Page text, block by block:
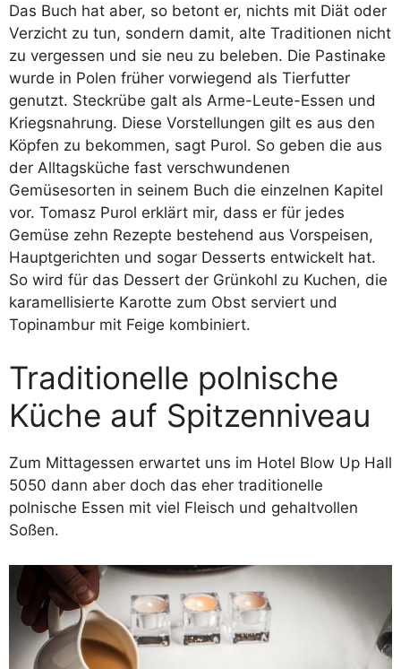
Das Buch hat aber, so betont er, nichts mit Diät oder
Verzicht zu tun, sondern damit, alte Traditionen nicht
zu vergessen und sie neu zu beleben. Die Pastinake
wurde in Polen früher vorwiegend als Tierfutter
genutzt. Steckrübe galt als Arme-Leute-Essen und
Kriegsnahrung. Diese Vorstellungen gilt es aus den
Köpfen zu bekommen, sagt Purol. So geben die aus
der Alltagsküche fast verschwundenen
Gemüsesorten in seinem Buch die einzelnen Kapitel
vor. Tomasz Purol erklärt mir, dass er für jedes
Gemüse zehn Rezepte bestehend aus Vorspeisen,
Hauptgerichten und sogar Desserts entwickelt hat.
So wird für das Dessert der Grünkohl zu Kuchen, die
karamellisierte Karotte zum Obst serviert und
Topinambur mit Feige kombiniert.
Traditionelle polnische
Küche auf Spitzenniveau
Zum Mittagessen erwartet uns im Hotel Blow Up Hall
5050 dann aber doch das eher traditionelle
polnische Essen mit viel Fleisch und gehaltvollen
Soßen.